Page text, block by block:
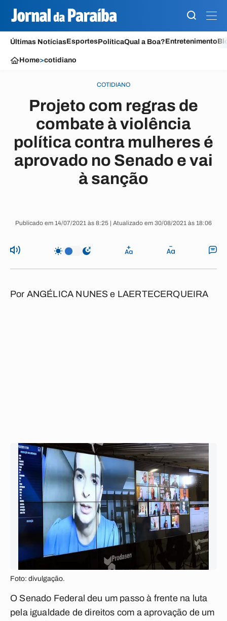
Últimas NotíciasEsportesPolíticaQual a Boa?Entretenimento
Home>cotidiano
COTIDIANO
Projeto com regras de
combate à violência
política contra mulheres é
aprovado no Senado e vai
à sanção
Publicado em 14/07/2021 às 8:25 | Atualizado em 30/08/2021 às 18:06
Por ANGÉLICA NUNES e LAERTECERQUEIRA
Foto: divulgação.
O Senado Federal deu um passo à frente na luta
pela igualdade de direitos com a aprovação de um